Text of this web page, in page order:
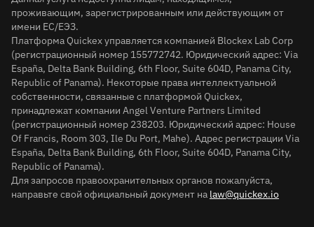
проживающим, зарегистрированным или действующим от
имени ЕС/ЕЭЗ.
Платформа Quickex управляется компанией Blockex Lab Corp
(регистрационный номер 155772742. Юридический адрес: Via
España, Delta Bank Building, 6th Floor, Suite 604D, Panama City,
Republic of Panama). Некоторые права интеллектуальной
собственности, связанные с платформой Quickex,
принадлежат компании Angel Venture Partners Limited
(регистрационный номер 238203. Юридический адрес: House
Of Francis, Room 303, Ile Du Port, Mahe). Адрес регистрации Via
España, Delta Bank Building, 6th Floor, Suite 604D, Panama City,
Republic of Panama).
Для запросов правоохранительных органов пожалуйста,
направьте свой официальный документ на law@quickex.io